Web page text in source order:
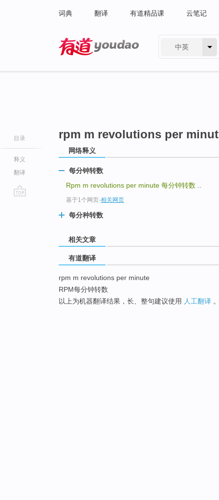
词典 翻译 有道精品课 云笔记
中英
目录
释义
翻译
rpm m revolutions per
网络释义
每分钟转数
Rpm m revolutions per minute 每分钟转数
基于1个网页-相关网页
每分种转数
相关文章
有道翻译
rpm m revolutions per minute
RPM每分钟转数
以上为机器翻译结果，长、整句建议使用 人工翻译